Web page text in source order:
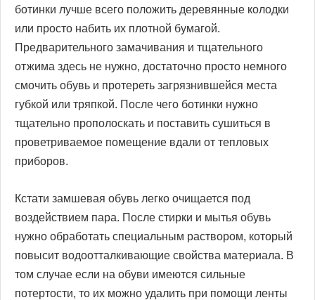
ботинки лучше всего положить деревянные колодки
или просто набить их плотной бумагой.
Предварительного замачивания и тщательного
отжима здесь не нужно, достаточно просто немного
смочить обувь и протереть загрязнившейся места
губкой или тряпкой. После чего ботинки нужно
тщательно прополоскать и поставить сушиться в
проветриваемое помещение вдали от тепловых
приборов.
Кстати замшевая обувь легко очищается под
воздействием пара. После стирки и мытья обувь
нужно обработать специальным раствором, который
повысит водоотталкивающие свойства материала. В
том случае если на обуви имеются сильные
потертости, то их можно удалить при помощи ленты